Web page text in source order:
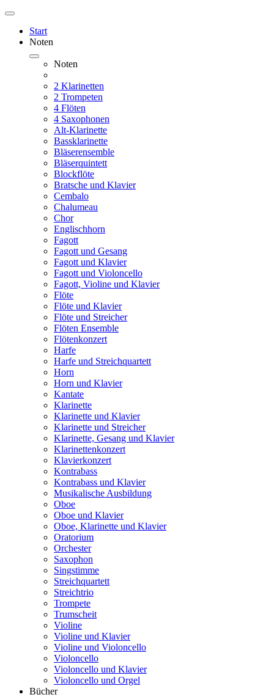
Start
Noten
Noten
2 Klarinetten
2 Trompeten
4 Flöten
4 Saxophonen
Alt-Klarinette
Bassklarinette
Bläserensemble
Bläserquintett
Blockflöte
Bratsche und Klavier
Cembalo
Chalumeau
Chor
Englischhorn
Fagott
Fagott und Gesang
Fagott und Klavier
Fagott und Violoncello
Fagott, Violine und Klavier
Flöte
Flöte und Klavier
Flöte und Streicher
Flöten Ensemble
Flötenkonzert
Harfe
Harfe und Streichquartett
Horn
Horn und Klavier
Kantate
Klarinette
Klarinette und Klavier
Klarinette und Streicher
Klarinette, Gesang und Klavier
Klarinettenkonzert
Klavierkonzert
Kontrabass
Kontrabass und Klavier
Musikalische Ausbildung
Oboe
Oboe und Klavier
Oboe, Klarinette und Klavier
Oratorium
Orchester
Saxophon
Singstimme
Streichquartett
Streichtrio
Trompete
Trumscheit
Violine
Violine und Klavier
Violine und Violoncello
Violoncello
Violoncello und Klavier
Violoncello und Orgel
Bücher